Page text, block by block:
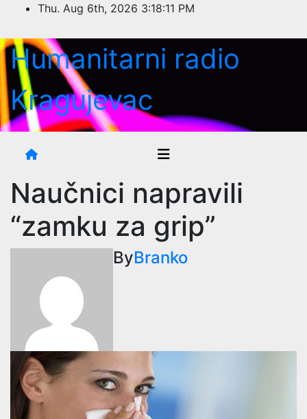
content
Thu. Aug 6th, 2026 3:18:12 PM
Humanitarni radio
Kragujevac
Naučnici napravili
“zamku za grip”
ByBranko